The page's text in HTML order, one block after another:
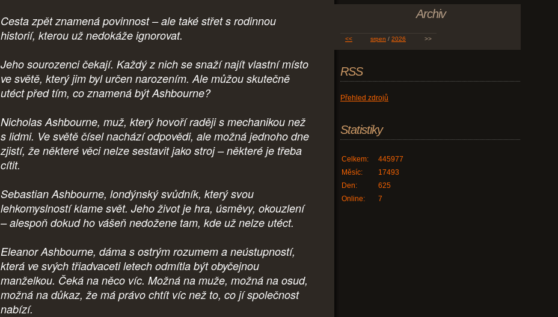
Cesta zpět znamená povinnost – ale také střet s rodinnou
historií, kterou už nedokáže ignorovat.
Jeho sourozenci čekají. Každý z nich se snaží najít vlastní místo
ve světě, který jim byl určen narozením. Ale můžou skutečně
utéct před tím, co znamená být Ashbourne?
Nicholas Ashbourne, muž, který hovoří raději s mechanikou než
s lidmi. Ve světě čísel nachází odpovědi, ale možná jednoho dne
zjistí, že některé věci nelze sestavit jako stroj – některé je třeba
cítit.
Sebastian Ashbourne, londýnský svůdník, který svou
lehkomyslností klame svět. Jeho život je hra, úsměvy, okouzlení
– alespoň dokud ho vášeň nedožene tam, kde už nelze utéct.
Eleanor Ashbourne, dáma s ostrým rozumem a neústupností,
která ve svých třiadvaceti letech odmítla být obyčejnou
manželkou. Čeká na něco víc. Možná na muže, možná na osud,
možná na důkaz, že má právo chtít víc než to, co jí společnost
nabízí.
Archiv
<< srpen / 2026 >>
RSS
Přehled zdrojů
Statistiky
Online: 7
Celkem:
445977
Měsíc:
17493
Den:
625